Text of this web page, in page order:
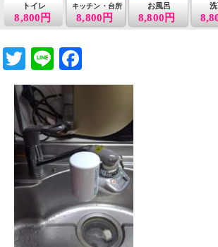
8,800円
トイレ
8,800円
キッチン・台所 お風呂
8,800円
T
wi
tt
er
Li
n
e
a
e
b
o
o
k